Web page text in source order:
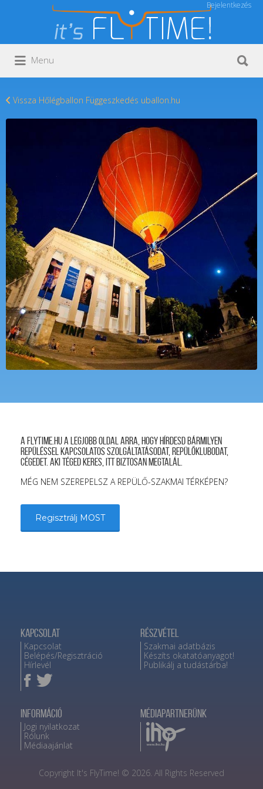
Bejelentkezés
Keresés:
Menu
Vissza Hőlégballon Függeszkedés uballon.hu
A FLYTIME.HU a legjobb oldal arra, hogy hírdesd bármilyen
repüléssel kapcsolatos szolgáltatásodat, repülőklubodat,
cégedet. Aki téged keres, itt biztosan megtalál.
MÉG NEM SZEREPELSZ A REPÜLŐ-SZAKMAI TÉRKÉPEN?
Regisztrálj MOST
Kapcsolat
Kapcsolat
Belépés/Regisztráció
Hírlevél
Részvétel
Szakmai adatbázis
Készíts okatatóanyagot!
Publikálj a tudástárba!
Információ
Jogi nyilatkozat
Rólunk
Médiaajánlat
Médiapartnerünk
Copyright It's FlyTime! © 2026. All Rights Reserved